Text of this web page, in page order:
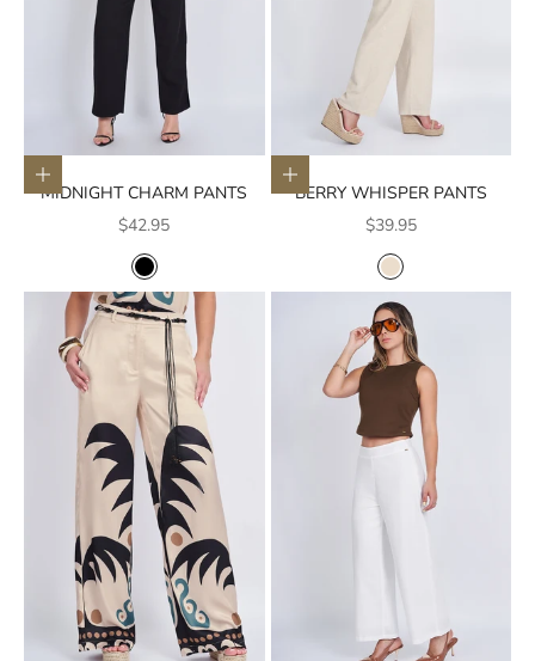
Elige opciones
MIDNIGHT CHARM PANTS
Precio de oferta
$42.95
COLOR
NEGRO
Elige opciones
BERRY WHISPER PANTS
Precio de oferta
$39.95
COLOR
CREMA